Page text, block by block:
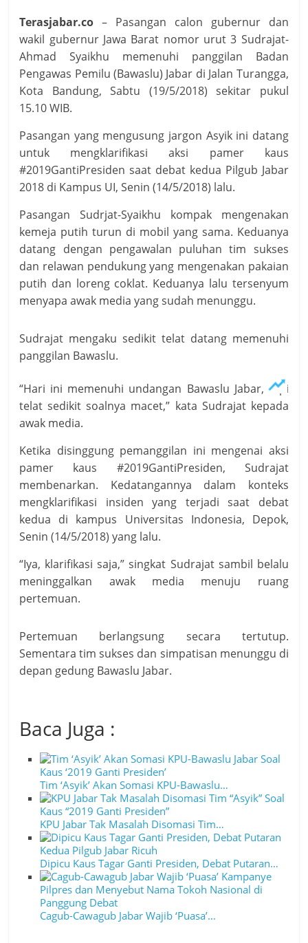
Terasjabar.co – Pasangan calon gubernur dan
wakil gubernur Jawa Barat nomor urut 3 Sudrajat-
Ahmad Syaikhu memenuhi panggilan Badan
Pengawas Pemilu (Bawaslu) Jabar di Jalan Turangga,
Kota Bandung, Sabtu (19/5/2018) sekitar pukul
15.10 WIB.
Pasangan yang mengusung jargon Asyik ini datang
untuk mengklarifikasi aksi pamer kaus
#2019GantiPresiden saat debat kedua Pilgub Jabar
2018 di Kampus UI, Senin (14/5/2018) lalu.
Pasangan Sudrjat-Syaikhu kompak mengenakan
kemeja putih turun di mobil yang sama. Keduanya
datang dengan pengawalan puluhan tim sukses
dan relawan pendukung yang mengenakan pakaian
putih dan loreng coklat. Keduanya lalu tersenyum
menyapa awak media yang sudah menunggu.
Sudrajat mengaku sedikit telat datang memenuhi
panggilan Bawaslu.
“Hari ini memenuhi undangan Bawaslu Jabar, tapi
telat sedikit soalnya macet,” kata Sudrajat kepada
awak media.
Ketika disinggung pemanggilan ini mengenai aksi
pamer kaus #2019GantiPresiden, Sudrajat
membenarkan. Kedatangannya dalam konteks
mengklarifikasi insiden yang terjadi saat debat
kedua di kampus Universitas Indonesia, Depok,
Senin (14/5/2018) yang lalu.
“Iya, klarifikasi saja,” singkat Sudrajat sambil belalu
meninggalkan awak media menuju ruang
pertemuan.
Pertemuan berlangsung secara tertutup.
Sementara tim sukses dan simpatisan menunggu di
depan gedung Bawaslu Jabar.
Baca Juga :
Tim ‘Asyik’ Akan Somasi KPU-Bawaslu…
KPU Jabar Tak Masalah Disomasi Tim…
Dipicu Kaus Tagar Ganti Presiden, Debat Putaran…
Cagub-Cawagub Jabar Wajib ‘Puasa’…